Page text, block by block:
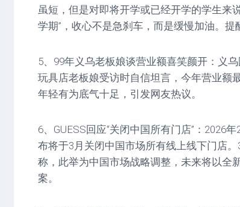
虽短，但是对即将开学或已经开学的学生来
学期”，收心不是急刹车，而是缓慢加油。提
5、99年义乌老板娘谈营业额喜笑颜开：义
玩具店老板娘受访时自信坦言，今年营业额
年轻有为底气十足，引发网友热议。
6、GUESS回应“关闭中国所有门店”：2026
布将于3月关闭中国市场所有线上线下门店。
称，此举为中国市场战略调整，未来将以全
案。